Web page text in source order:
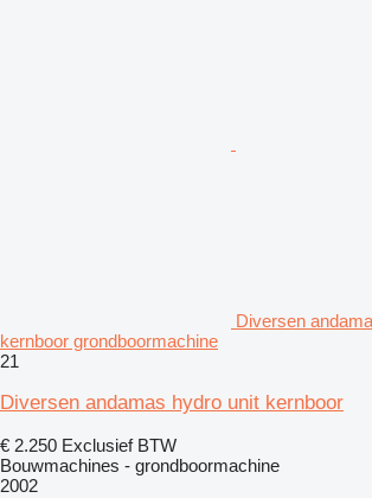
Diversen
kernboor grondboormachine
21
Diversen andamas hydro unit kernboor
€ 2.250 Exclusief BTW
Bouwmachines - grondboormachine
2002